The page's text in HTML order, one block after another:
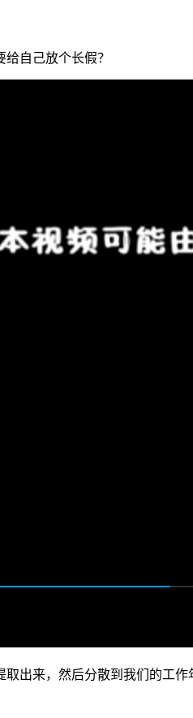
自己放个长假？
出来，然后分散到我们的工